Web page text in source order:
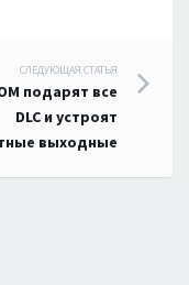
СЛЕДУЮЩАЯ СТАТЬЯ
подарят все
DLC и устроят
выходные